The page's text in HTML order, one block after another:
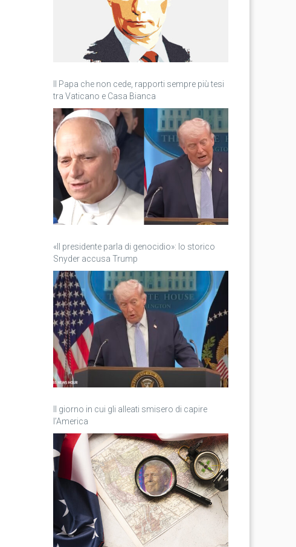
Il Papa che non cede, rapporti sempre più tesi
tra Vaticano e Casa Bianca
«Il presidente parla di genocidio»: lo storico
Snyder accusa Trump
Il giorno in cui gli alleati smisero di capire
l’America